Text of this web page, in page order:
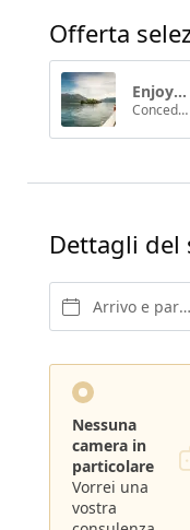
Offerta
Enjoy & Relax sul Lago Maggiore
Concedetevi una pausa primaverile indimenticabile: lasciatevi incantare dai tiepidi raggi di sole, dalla natura in fiore e dai nostri piaceri gastronomici.
Dettagli del
Arrivo e partenza*
Nessuna
camera in
particolare
Vorrei una
vostra